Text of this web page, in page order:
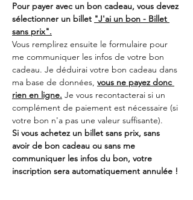
Pour payer avec un bon cadeau, vous devez
sélectionner un billet "J'ai un bon - Billet
sans prix".
Vous remplirez ensuite le formulaire pour
me communiquer les infos de votre bon
cadeau. Je déduirai votre bon cadeau dans
ma base de données, vous ne payez donc
rien en ligne. Je vous recontacterai si un
complément de paiement est nécessaire (si
votre bon n'a pas une valeur suffisante).
Si vous achetez un billet sans prix, sans
avoir de bon cadeau ou sans me
communiquer les infos du bon, votre
inscription sera automatiquement annulée !